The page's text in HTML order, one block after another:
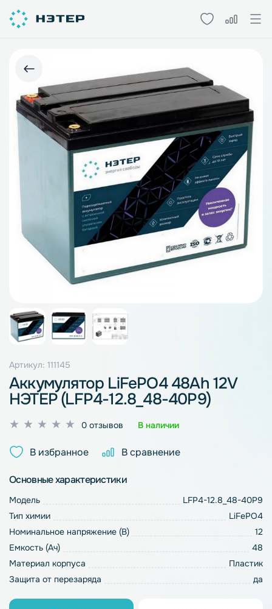
Артикул: 111145
Аккумулятор LiFePO4 48Ah 12V
НЭТЕР (LFP4-12.8_48-40P9)
Оценка
из
0 отзывов В наличии
В избранное В сравнение
Основные характеристики
Модель
LFP4-12.8_48-40P9
Тип химии
LiFePO4
Номинальное напряжение (В)
12
Емкость (Ач)
48
Материал корпуса
Пластик
Защита от перезаряда
да